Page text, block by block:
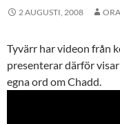
2 AUGUSTI, 2008
Tyvärr har videon från
presenterar därför
egna ord om Chadd.